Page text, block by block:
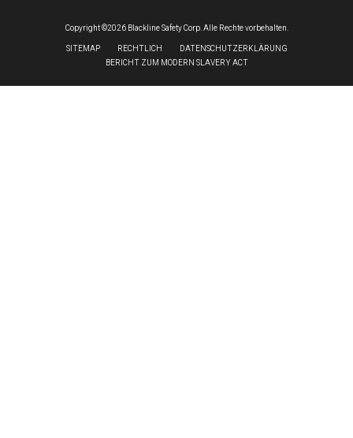
Copyright ©2026 Blackline Safety Corp. Alle Rechte vorbehalten.
SITEMAP
RECHTLICH
DATENSCHUTZERKLÄRUNG
BERICHT ZUM MODERN SLAVERY ACT